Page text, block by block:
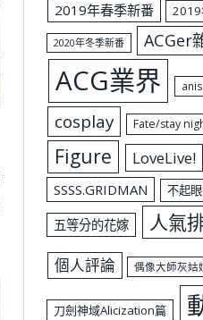
2019年春季新番
2019
2020年冬季新番 ACGer
ACG業界
cosplay Fate/stay
Figure LoveLive!
SSSS.GRIDMAN 不起
五等分的花嫁 人氣
個人評論 偶像大師灰姑
刀劍神域Alicization篇